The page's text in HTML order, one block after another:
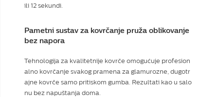
ili 12 sekundi.
Pametni sustav za kovrčanje pruža oblikovanje
bez napora
Tehnologija za kvalitetnije kovrče omogućuje profesion
alno kovrčanje svakog pramena za glamurozne, dugotr
ajne kovrče samo pritiskom gumba. Rezultati kao u salo
nu bez napuštanja doma.